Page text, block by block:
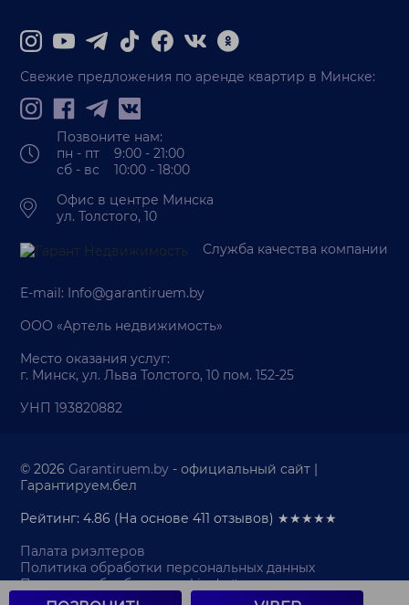
Свежие предложения по аренде квартир в Минске:
Позвоните нам:
пн - пт 9:00 - 21:00
сб - вс 10:00 - 18:00
Офис в центре Минска
ул. Толстого, 10
Служба качества компании
E-mail: Info@garantiruem.by
ООО «Артель недвижимость»
Место оказания услуг:
г. Минск, ул. Льва Толстого, 10 пом. 152-25
УНП 193820882
© 2026Garantiruem.by - официальный сайт |
Гарантируем.бел
Рейтинг: 4.86 (На основе411 отзывов) ★★★★★
Палата риэлтеров
Политика обработки персональных данных
Политика обработки cookie-файлов
Продвижение веб-сайта